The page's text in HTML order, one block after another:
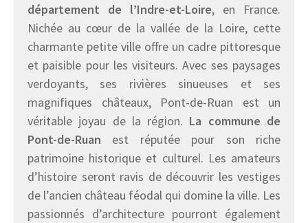
département de l’Indre-et-Loire, en France.
Nichée au cœur de la vallée de la Loire, cette
charmante petite ville offre un cadre pittoresque
et paisible pour les visiteurs. Avec ses paysages
verdoyants, ses rivières sinueuses et ses
magnifiques châteaux, Pont-de-Ruan est un
véritable joyau de la région. La commune de
Pont-de-Ruan est réputée pour son riche
patrimoine historique et culturel. Les amateurs
d’histoire seront ravis de découvrir les vestiges
de l’ancien château féodal qui domine la ville. Les
passionnés d’architecture pourront également